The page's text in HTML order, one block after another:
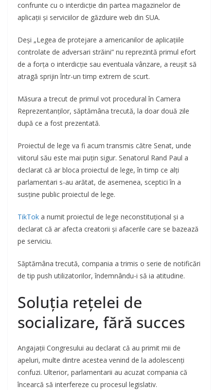
confrunte cu o interdicție din partea magazinelor de
aplicații și serviciilor de găzduire web din SUA.
Deși „Legea de protejare a americanilor de aplicațiile
controlate de adversari străini” nu reprezintă primul efort
de a forța o interdicție sau eventuala vânzare, a reușit să
atragă sprijin într-un timp extrem de scurt.
Măsura a trecut de primul vot procedural în Camera
Reprezentanților, săptămâna trecută, la doar două zile
după ce a fost prezentată.
Proiectul de lege va fi acum transmis către Senat, unde
viitorul său este mai puțin sigur. Senatorul Rand Paul a
declarat că ar bloca proiectul de lege, în timp ce alți
parlamentari s-au arătat, de asemenea, sceptici în a
susține public proiectul de lege.
TikTok a numit proiectul de lege neconstituțional și a
declarat că ar afecta creatorii și afacerile care se bazează
pe serviciu.
Săptămâna trecută, compania a trimis o serie de notificări
de tip push utilizatorilor, îndemnându-i să ia atitudine.
Soluția rețelei de
socializare, fără succes
Angajații Congresului au declarat că au primit mii de
apeluri, multe dintre acestea venind de la adolescenți
confuzi. Ulterior, parlamentarii au acuzat compania că
încearcă să interfereze cu procesul legislativ.